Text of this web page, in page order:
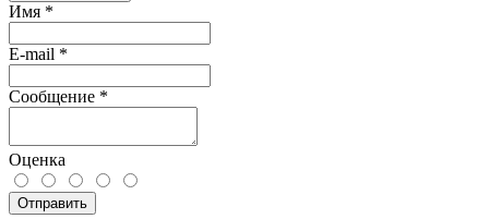
Имя *
E-mail *
Сообщение *
Оценка
Отправить